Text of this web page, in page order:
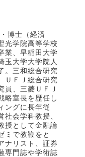
博士（経済
光学院高等学校
業、早稲田大学
玉大学大学院人
。三和総合研究
ＵＦＪ総合研究
員、三菱ＵＦＪ
略室長を歴任し
ングに長年従
会学科教授、
授として金融論
ミで教鞭をと
ナリスト、証券
専門誌や学術誌